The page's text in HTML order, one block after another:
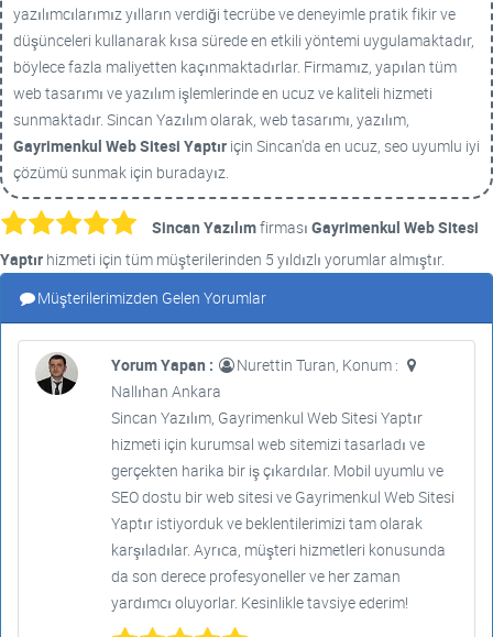
yazılımcılarımız yılların verdiği tecrübe ve deneyimle pratik fikir ve
düşünceleri kullanarak kısa sürede en etkili yöntemi uygulamaktadır,
böylece fazla maliyetten kaçınmaktadırlar. Firmamız, yapılan tüm
web tasarımı ve yazılım işlemlerinde en ucuz ve kaliteli hizmeti
sunmaktadır. Sincan Yazılım olarak, web tasarımı, yazılım,
Gayrimenkul Web Sitesi Yaptır için Sincan'da en ucuz, seo uyumlu iyi
çözümü sunmak için buradayız.
Sincan Yazılımfirması Gayrimenkul Web Sitesi
Yaptır hizmeti için tüm müşterilerinden 5 yıldızlı yorumlar almıştır.
Müşterilerimizden Gelen Yorumlar
Yorum Yapan :
Nurettin Turan, Konum :
Nallıhan Ankara
Sincan Yazılım, Gayrimenkul Web Sitesi Yaptır
hizmeti için kurumsal web sitemizi tasarladı ve
gerçekten harika bir iş çıkardılar. Mobil uyumlu ve
SEO dostu bir web sitesi ve Gayrimenkul Web Sitesi
Yaptır istiyorduk ve beklentilerimizi tam olarak
karşıladılar. Ayrıca, müşteri hizmetleri konusunda
da son derece profesyoneller ve her zaman
yardımcı oluyorlar. Kesinlikle tavsiye ederim!